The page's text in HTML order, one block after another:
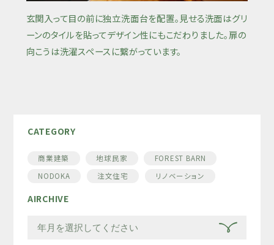
玄関入って目の前に独立洗面台を配置。見せる洗面はグリ
ーンのタイルを貼ってデザイン性にもこだわりました。扉の
向こうは洗濯スペースに繋がっています。
CATEGORY
商業建築 地球民家
FOREST BARN
NODOKA
注文住宅 リノベーション
AIRCHIVE